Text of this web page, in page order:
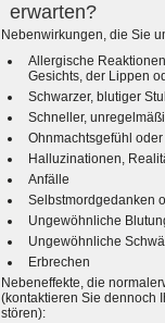
erwarten?
Nebenwirkungen, die Sie
Allergische
Gesichts, der Lippen
Schwarzer, blutiger
Schneller,
Ohnmachtsgefühl
Halluzinationen,
Anfälle
Selbstmordgedanken
Ungewöhnliche
Ungewöhnliche
Erbrechen
Nebeneffekte, die
(kontaktieren Sie dennoch
stören):